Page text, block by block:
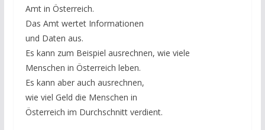
Amt in Österreich.
Das Amt wertet Informationen
und Daten aus.
Es kann zum Beispiel ausrechnen, wie viele
Menschen in Österreich leben.
Es kann aber auch ausrechnen,
wie viel Geld die Menschen in
Österreich im Durchschnitt verdient.